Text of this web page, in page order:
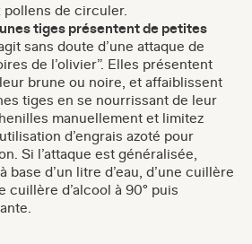
pollens de circuler.
tiges présentent de petites
sans doute d’une attaque de
de l’olivier”. Elles présentent
brune ou noire, et affaiblissent
tiges en se nourrissant de leur
manuellement et limitez
d’engrais azoté pour
Si l’attaque est généralisée,
base d’un litre d’eau, d’une cuillère
cuillère d’alcool à 90° puis